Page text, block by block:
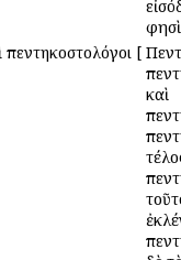
πεντηκοστολόγοι [
καὶ